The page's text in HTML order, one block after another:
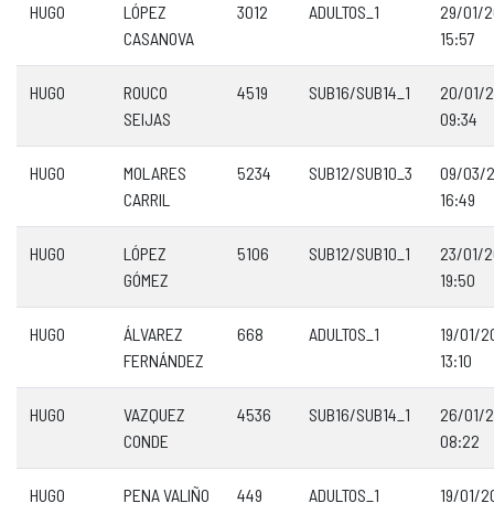
HUGO
LÓPEZ
CASANOVA
3012 ADULTOS_1
29/01/
15:57
HUGO
ROUCO
SEIJAS
4519 SUB16/SUB14_1
20/01/
09:34
HUGO
MOLARES
CARRIL
5234 SUB12/SUB10_3
09/03/
16:49
HUGO
LÓPEZ
GÓMEZ
5106 SUB12/SUB10_1
23/01/
19:50
HUGO
ÁLVAREZ
FERNÁNDEZ
668 ADULTOS_1
19/01/
13:10
HUGO
VAZQUEZ
CONDE
4536 SUB16/SUB14_1
26/01/
08:22
HUGO PENA VALIÑO 449 ADULTOS_1
19/01/